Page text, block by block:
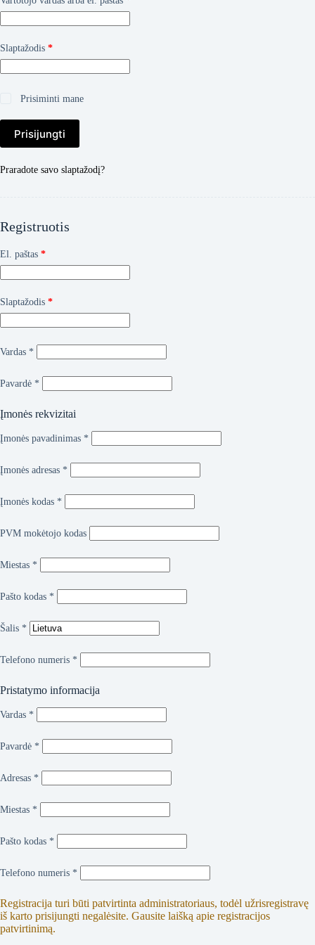
Slaptažodis *Privalomas
Prisiminti mane
Prisijungti
Praradote savo slaptažodį?
Registruotis
El. paštas *Privalomas
Slaptažodis *Privalomas
Vardas *
Pavardė *
Įmonės rekvizitai
Įmonės pavadinimas *
Įmonės adresas *
Įmonės kodas *
PVM mokėtojo kodas
Miestas *
Pašto kodas *
Šalis *
Telefono numeris *
Pristatymo informacija
Vardas *
Pavardė *
Adresas *
Miestas *
Pašto kodas *
Telefono numeris *
Registracija turi būti patvirtinta administratoriaus, todėl užrisregistravę
iš karto prisijungti negalėsite. Gausite laišką apie registracijos
patvirtinimą.